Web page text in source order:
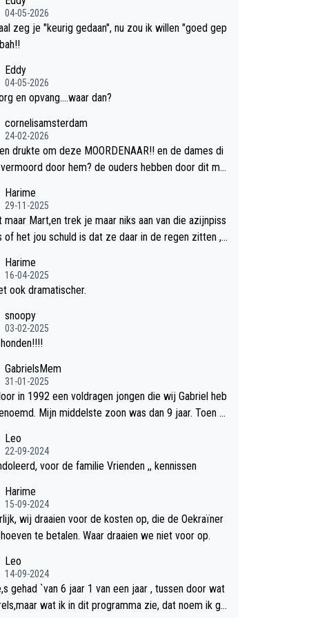
04-05-2026
zeg je "keurig gedaan", nu zou ik willen "goed gep
Eddy
04-05-2026
en opvang....waar dan?
cornelisamsterdam
24-02-2026
drukte om deze MOORDENAAR!! en de dames di
door hem? de ouders hebben door dit mis
opgelost!!
Harime
29-11-2025
maar Mart,en trek je maar niks aan van die azijnpiss
of het jou schuld is dat ze daar in de regen zitten ,
Harime
16-04-2025
ook dramatischer.
snoopy
03-02-2025
GabrielsMem
31-01-2025
in 1992 een voldragen jongen die wij Gabriel heb
Mijn middelste zoon was dan 9 jaar. Toen hi
Bob verteld in Groningen. Ik gun Anouk en Douwe
rouw verdriet en als ervaringsdeskundige heb ik z
gegevens duidelijk overeenkomend met
verlies in 1992 een soort ready-made lied ges
geproduceerd en op de radio te beluisteren zijn
12 dagen na het verlies van Anouk en Douwe Bob's
hadden zeker geen commerciële energie gehad
na ons verlies zoiets te ondernemen en alle ouders
kinderen dat ik ken hadden dit ook niet kunn
Wij voelen nu dat ons aan DB vertelde
Leo
22-09-2024
voor de familie Vrienden ,, kennissen
Harime
15-09-2024
wij draaien voor de kosten op, die de Oekraïner
te betalen. Waar draaien we niet voor op.
Leo
14-09-2024
gehad `van 6 jaar 1 van een jaar , tussen door wat
wat ik in dit programma zie, dat noem ik ge